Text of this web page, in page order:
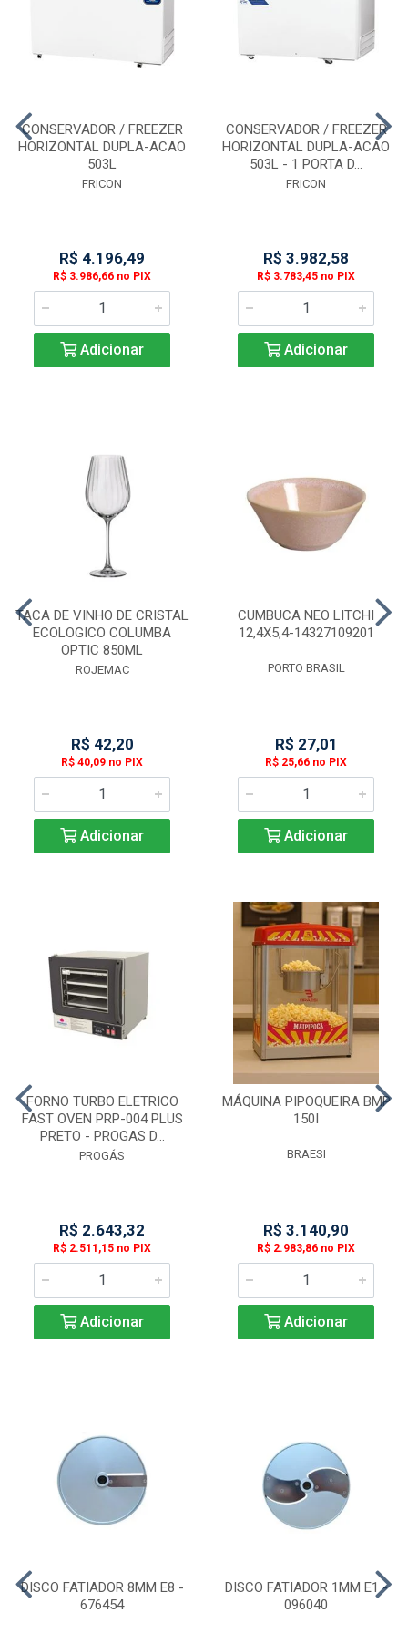
CONSERVADOR / FREEZER
HORIZONTAL DUPLA-ACAO
503L
FRICON
R$ 4.196,49
R$ 3.986,66 no PIX
Adicionar
CONSERVADOR / FREEZER
HORIZONTAL DUPLA-ACAO
503L - 1 PORTA D...
FRICON
R$ 3.982,58
R$ 3.783,45 no PIX
Adicionar
TACA DE VINHO DE CRISTAL
ECOLOGICO COLUMBA
OPTIC 850ML
ROJEMAC
R$ 42,20
R$ 40,09 no PIX
Adicionar
CUMBUCA NEO LITCHI
12,4X5,4-14327109201
PORTO BRASIL
R$ 27,01
R$ 25,66 no PIX
Adicionar
FORNO TURBO ELETRICO
FAST OVEN PRP-004 PLUS
PRETO - PROGAS D...
PROGÁS
R$ 2.643,32
R$ 2.511,15 no PIX
Adicionar
MÁQUINA PIPOQUEIRA BMP
150I
BRAESI
R$ 3.140,90
R$ 2.983,86 no PIX
Adicionar
DISCO FATIADOR 8MM E8 -
676454
DISCO FATIADOR 1MM E1 -
096040